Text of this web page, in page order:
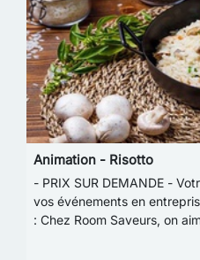
Animation - Risotto
- PRIX SUR DEMANDE -
vos événements en
: Chez Room Saveurs, on